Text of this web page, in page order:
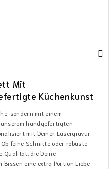
Mit
Küchenkunst
sondern mit einem
handgefertigten
mit Deiner Lasergravur,
feine Schnitte oder robuste
Qualität, die Deine
eine extra Portion Liebe